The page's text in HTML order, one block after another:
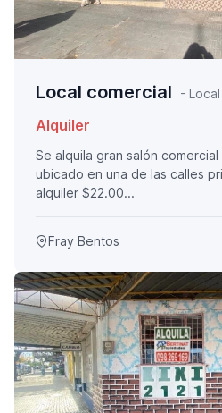
Local comercial - Local
Alquiler
Se alquila gran salón comercial
ubicado en una de las calles
alquiler $22.00...
Fray Bentos